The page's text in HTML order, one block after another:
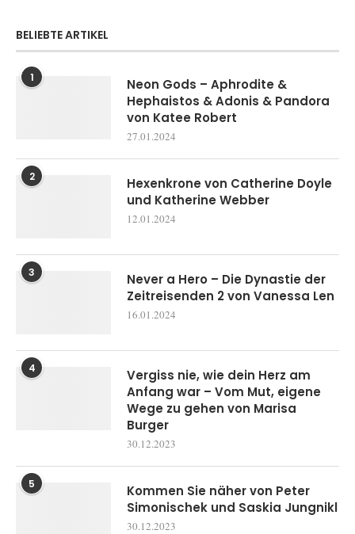
BELIEBTE ARTIKEL
1
Neon Gods – Aphrodite &
Hephaistos & Adonis & Pandora
von Katee Robert
27.01.2024
2
Hexenkrone von Catherine Doyle
und Katherine Webber
12.01.2024
3
Never a Hero – Die Dynastie der
Zeitreisenden 2 von Vanessa Len
16.01.2024
4
Vergiss nie, wie dein Herz am
Anfang war – Vom Mut, eigene
Wege zu gehen von Marisa
Burger
30.12.2023
5
Kommen Sie näher von Peter
Simonischek und Saskia Jungnikl
30.12.2023